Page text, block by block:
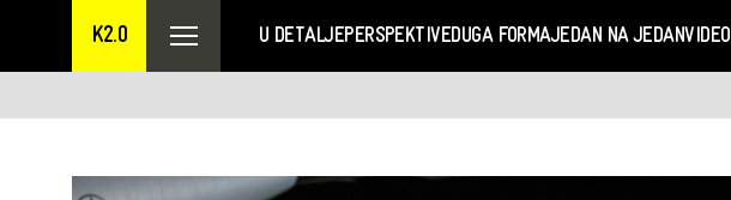
K2.0 U DETALJEPERSPEKTIVEDUGA FORMAJEDAN NA JEDANVIDEO